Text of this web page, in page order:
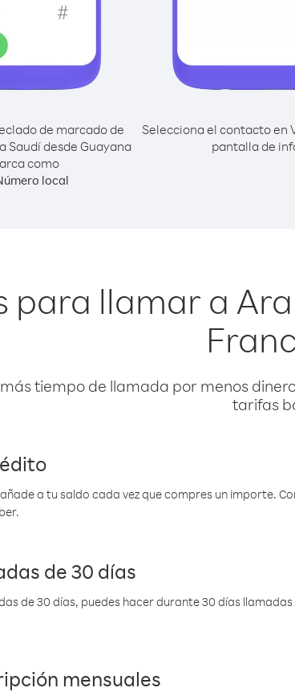
de marcado de
Saudí desde Guayana
como
local
Selecciona el contacto en
pantalla de
para llamar a
tiempo de llamada por menos
tarifas
a tu saldo cada vez que compres un importe.
de 30 días
de 30 días, puedes hacer durante 30 días
mensuales